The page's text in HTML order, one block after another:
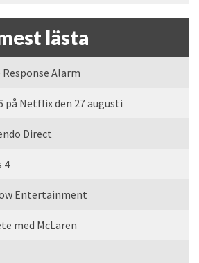
lästa
Alarm
på Netflix den 27 augusti
Direct
4
Entertainment
med McLaren